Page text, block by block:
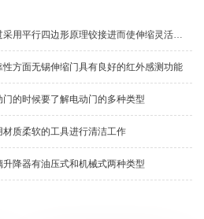
平行四边形原理铰接进而使伸缩灵活行程扩大
性方面无锡伸缩门具有良好的红外感测功能
门的时候要了解电动门的多种类型
材质柔软的工具进行清洁工作
升降器有油压式和机械式两种类型